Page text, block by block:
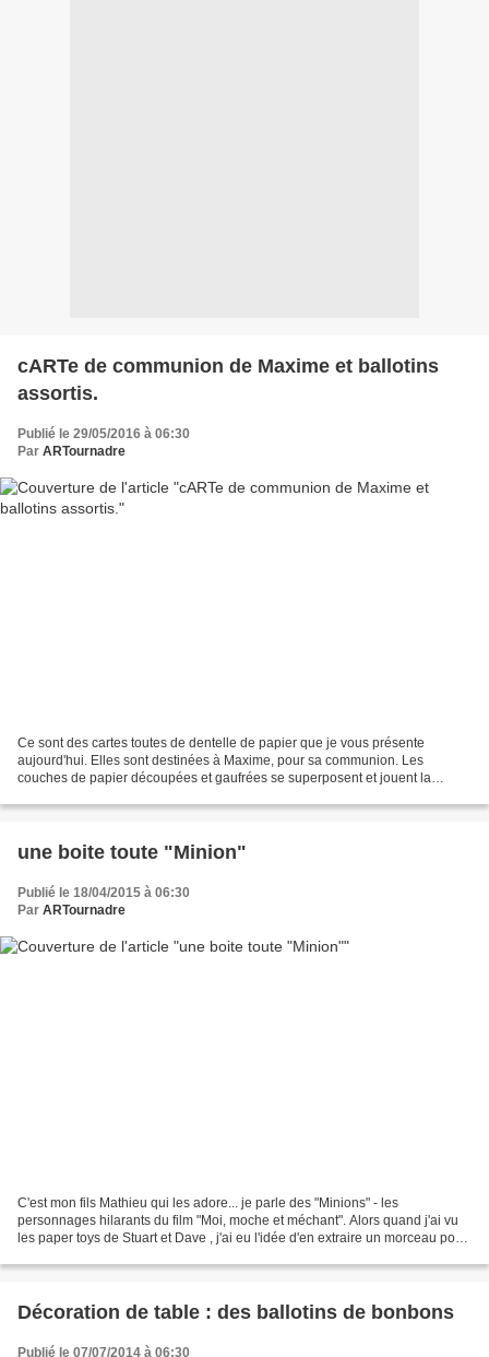
cARTe de communion de Maxime et ballotins
assortis.
Publié le 29/05/2016 à 06:30
Par ARTournadre
Ce sont des cartes toutes de dentelle de papier que je vous présente
aujourd'hui. Elles sont destinées à Maxime, pour sa communion. Les
couches de papier découpées et gaufrées se superposent et jouent la
une boite toute "Minion"
Publié le 18/04/2015 à 06:30
Par ARTournadre
C'est mon fils Mathieu qui les adore... je parle des "Minions" - les
personnages hilarants du film "Moi, moche et méchant". Alors quand j'ai vu
les paper toys de Stuart et Dave , j'ai eu l'idée d'en extraire un morceau pour
Décoration de table : des ballotins de bonbons
Publié le 07/07/2014 à 06:30